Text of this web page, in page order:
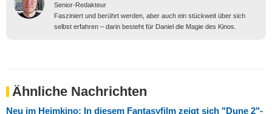
Senior-Redakteur
Fasziniert und berührt werden, aber auch ein stückweit über sich
selbst erfahren – darin besteht für Daniel die Magie des Kinos.
Ähnliche Nachrichten
Neu im Heimkino: In diesem Fantasyfilm zeigt sich "Dune 2"-